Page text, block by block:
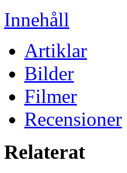
Innehåll
Artiklar
Bilder
Filmer
Recensioner
Relaterat